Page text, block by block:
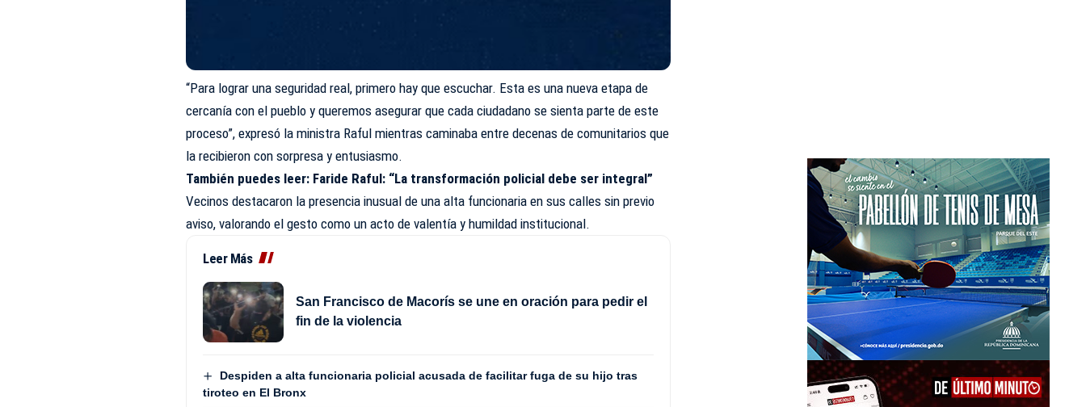
“Para lograr una seguridad real, primero hay que escuchar. Esta es una nueva etapa de
cercanía con el pueblo y queremos asegurar que cada ciudadano se sienta parte de este
proceso”, expresó la ministra Raful mientras caminaba entre decenas de comunitarios que
la recibieron con sorpresa y entusiasmo.
También puedes leer: Faride Raful: “La transformación policial debe ser integral”
Vecinos destacaron la presencia inusual de una alta funcionaria en sus calles sin previo
aviso, valorando el gesto como un acto de valentía y humildad institucional.
Leer Más
San Francisco de Macorís se une en oración para pedir el
fin de la violencia
Despiden a alta funcionaria policial acusada de facilitar fuga de su hijo tras
tiroteo en El Bronx